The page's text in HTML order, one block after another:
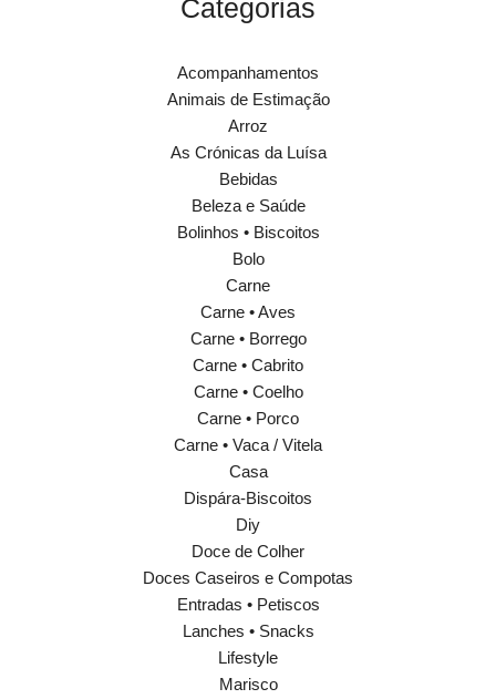
Categorias
Acompanhamentos
Animais de Estimação
Arroz
As Crónicas da Luísa
Bebidas
Beleza e Saúde
Bolinhos • Biscoitos
Bolo
Carne
Carne • Aves
Carne • Borrego
Carne • Cabrito
Carne • Coelho
Carne • Porco
Carne • Vaca / Vitela
Casa
Dispára-Biscoitos
Diy
Doce de Colher
Doces Caseiros e Compotas
Entradas • Petiscos
Lanches • Snacks
Lifestyle
Marisco